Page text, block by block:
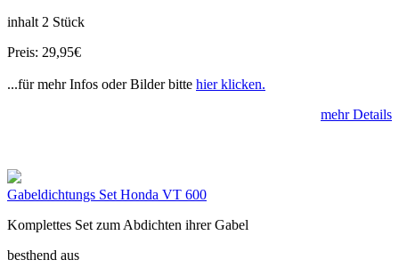
inhalt 2 Stück
Preis: 29,95€
...für mehr Infos oder Bilder bitte hier klicken.
mehr Details
Gabeldichtungs Set Honda VT 600
Komplettes Set zum Abdichten ihrer Gabel
besthend aus